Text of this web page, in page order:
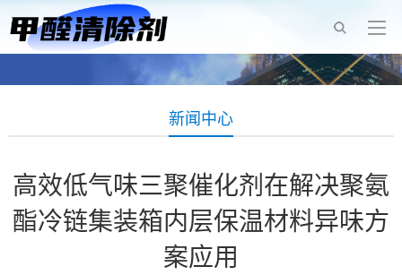
新闻中心
高效低气味三聚催化剂在解决聚氨
酯冷链集装箱内层保温材料异味方
案应用